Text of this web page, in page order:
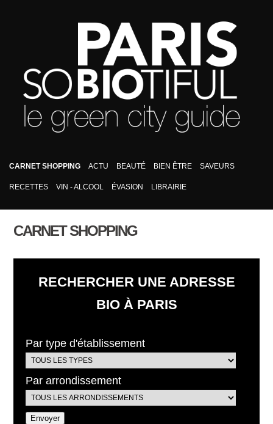
CARNET SHOPPING ACTU BEAUTÉ BIEN ÊTRE SAVEURS
RECETTES VIN - ALCOOL ÉVASION LIBRAIRIE
CARNET SHOPPING
RECHERCHER UNE ADRESSE
BIO À PARIS
Par type d'établissement
Par arrondissement